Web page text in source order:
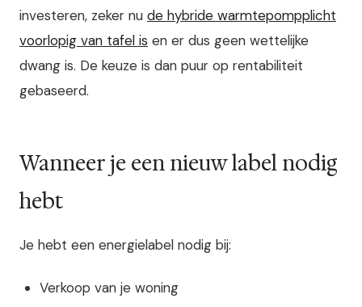
investeren, zeker nu de hybride warmtepompplicht
voorlopig van tafel is en er dus geen wettelijke
dwang is. De keuze is dan puur op rentabiliteit
gebaseerd.
Wanneer je een nieuw label nodig
hebt
Je hebt een energielabel nodig bij:
Verkoop van je woning